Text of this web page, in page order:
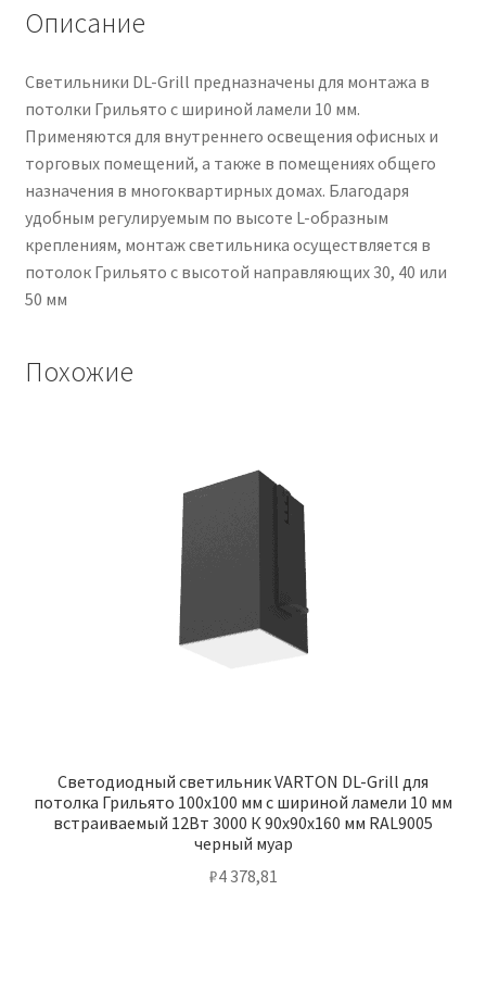
Описание
Светильники DL-Grill предназначены для монтажа в
потолки Грильято с шириной ламели 10 мм.
Применяются для внутреннего освещения офисных и
торговых помещений, а также в помещениях общего
назначения в многоквартирных домах. Благодаря
удобным регулируемым по высоте L-образным
креплениям, монтаж светильника осуществляется в
потолок Грильято с высотой направляющих 30, 40 или
50 мм
Похожие
Светодиодный светильник VARTON DL-Grill для
потолка Грильято 100х100 мм с шириной ламели 10 мм
встраиваемый 12Вт 3000 К 90х90х160 мм RAL9005
черный муар
₽4 378,81